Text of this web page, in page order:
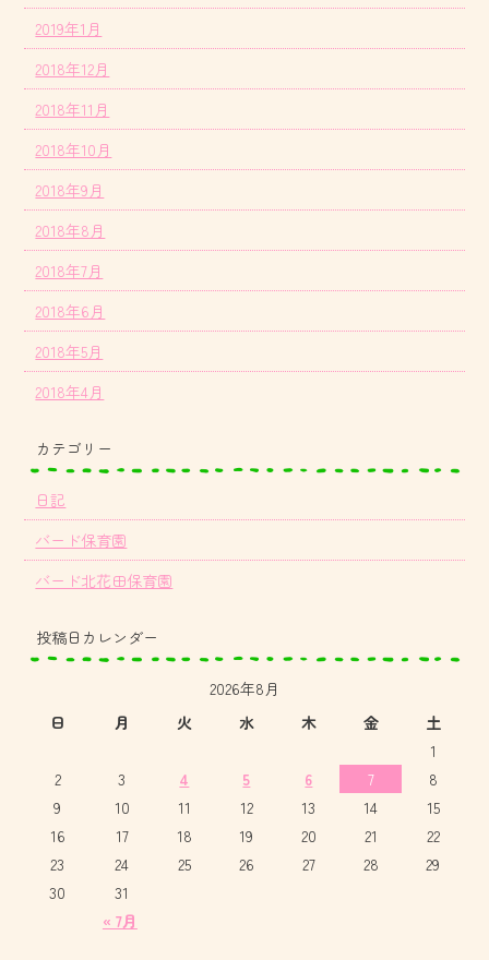
2019年1月
2018年12月
2018年11月
2018年10月
2018年9月
2018年8月
2018年7月
2018年6月
2018年5月
2018年4月
カテゴリー
日記
バード保育園
バード北花田保育園
投稿日カレンダー
2026年8月
日
月 火 水 木 金 土
« 7月
1
2
3 4 5 6 7
8
9
10 11 12 13 14
15
16
17 18 19 20 21
22
23
24 25 26 27 28
29
30
31